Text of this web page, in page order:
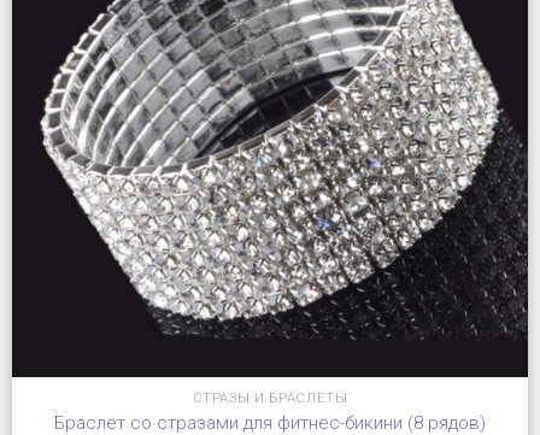
СТРАЗЫ И БРАСЛЕТЫ
Браслет со стразами для фитнес-бикини (8 рядов)